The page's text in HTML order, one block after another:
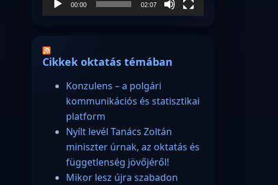
00:00 02:07
Cikkek oktatás témában
Konzulens – a polgári
kommunikációs és statisztikai
platform
Nyílt levél Tanács Zoltán
miniszter úrnak, az oktatás és
függetlenség jövőjéről!
Mikor lesz újra szabadon